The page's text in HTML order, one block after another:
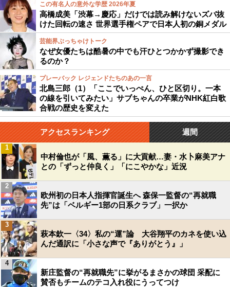
この有名人の意外な学歴 2026年夏
高橋成美「渋幕→慶応」だけでは読み解けないズバ抜
けた回転の速さ 世界選手権ペアで日本人初の銅メダル
芸能界ぶっちゃけトーク
なぜ女優たちは酷暑の中でも汗ひとつかかず撮影でき
るのか？
プレーバック レジェンドたちのあの一言
北島三郎（1）「ここでいっぺん、ひと区切り。一本
の線を引いてみたい」サブちゃんの卒業がNHK紅白歌
合戦の歴史を変えた
アクセスランキング 週間
中村倫也が「風、薫る」に大貢献…妻・水卜麻美アナ
との「ずっと仲良く」「にこやかな」近況
1
欧州初の日本人指揮官誕生へ 森保一監督の“再就職
先”は「ベルギー1部の日系クラブ」一択か
2
萩本欽一〈34〉私の“運”論 大谷翔平のカネを使い込
んだ通訳に「小さな声で『ありがとう』」
3
新庄監督の“再就職先”に挙がるまさかの球団 采配に
賛否もチームのテコ入れ役にうってつけ
4